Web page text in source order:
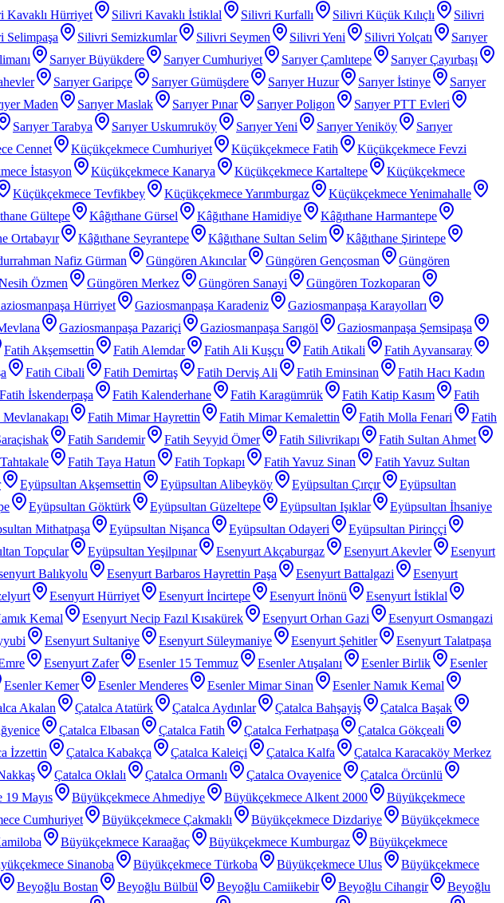
Kavaklı Hürriyet Silivri Kavaklı İstiklal Silivri Kurfallı Silivri Küçük Kılıçlı
Silivri
Selimpaşa Silivri Semizkumlar Silivri Seymen Silivri Yeni Silivri Yolçatı
Sarıyer
Sarıyer Büyükdere Sarıyer Cumhuriyet Sarıyer Çamlıtepe
Sarıyer Çayırbaşı
Sarıyer Garipçe Sarıyer Gümüşdere Sarıyer Huzur Sarıyer İstinye
Sarıyer
Maden Sarıyer Maslak Sarıyer Pınar Sarıyer Poligon
Sarıyer PTT Evleri
Sarıyer Tarabya Sarıyer Uskumruköy Sarıyer Yeni Sarıyer Yeniköy
Sarıyer
Cennet Küçükçekmece Cumhuriyet Küçükçekmece Fatih
Küçükçekmece Fevzi
İstasyon Küçükçekmece Kanarya Küçükçekmece Kartaltepe
Küçükçekmece
Küçükçekmece Tevfikbey Küçükçekmece Yarımburgaz
Küçükçekmece Yenimahalle
Gültepe Kâğıthane Gürsel Kâğıthane Hamidiye
Kâğıthane Harmantepe
Ortabayır Kâğıthane Seyrantepe Kâğıthane Sultan Selim
Kâğıthane Şirintepe
Nafiz Gürman Güngören Akıncılar Güngören Gençosman
Güngören
Özmen Güngören Merkez Güngören Sanayi
Güngören Tozkoparan
Hürriyet Gaziosmanpaşa Karadeniz
Gaziosmanpaşa Karayolları
Gaziosmanpaşa Pazariçi Gaziosmanpaşa Sarıgöl
Gaziosmanpaşa Şemsipaşa
Fatih Akşemsettin Fatih Alemdar Fatih Ali Kuşçu Fatih Atikali
Fatih Ayvansaray
Fatih Cibali Fatih Demirtaş Fatih Derviş Ali Fatih Eminsinan
Fatih Hacı Kadın
Fatih İskenderpaşa Fatih Kalenderhane Fatih Karagümrük Fatih Katip Kasım
Fatih
Fatih Mimar Hayrettin Fatih Mimar Kemalettin Fatih Molla Fenari
Fatih
Fatih Sarıdemir Fatih Seyyid Ömer Fatih Silivrikapı
Fatih Sultan Ahmet
Fatih Taya Hatun Fatih Topkapı Fatih Yavuz Sinan
Fatih Yavuz Sultan
Eyüpsultan Akşemsettin Eyüpsultan Alibeyköy Eyüpsultan Çırçır
Eyüpsultan
Eyüpsultan Göktürk Eyüpsultan Güzeltepe Eyüpsultan Işıklar
Eyüpsultan İhsaniye
Mithatpaşa Eyüpsultan Nişanca Eyüpsultan Odayeri
Eyüpsultan Pirinççi
Topçular Eyüpsultan Yeşilpınar Esenyurt Akçaburgaz Esenyurt Akevler
Esenyurt
Balıkyolu Esenyurt Barbaros Hayrettin Paşa Esenyurt Battalgazi
Esenyurt
Esenyurt Hürriyet Esenyurt İncirtepe Esenyurt İnönü
Esenyurt İstiklal
Kemal Esenyurt Necip Fazıl Kısakürek Esenyurt Orhan Gazi
Esenyurt Osmangazi
Esenyurt Sultaniye Esenyurt Süleymaniye Esenyurt Şehitler
Esenyurt Talatpaşa
Esenyurt Zafer Esenler 15 Temmuz Esenler Atışalanı Esenler Birlik
Esenler
Esenler Kemer Esenler Menderes Esenler Mimar Sinan
Esenler Namık Kemal
Akalan Çatalca Atatürk Çatalca Aydınlar Çatalca Bahşayiş
Çatalca Başak
Çatalca Elbasan Çatalca Fatih Çatalca Ferhatpaşa
Çatalca Gökçeali
İzzettin Çatalca Kabakça Çatalca Kaleiçi Çatalca Kalfa
Çatalca Karacaköy Merkez
Çatalca Oklalı Çatalca Ormanlı Çatalca Ovayenice
Çatalca Örcünlü
19 Mayıs Büyükçekmece Ahmediye Büyükçekmece Alkent 2000
Büyükçekmece
Cumhuriyet Büyükçekmece Çakmaklı Büyükçekmece Dizdariye
Büyükçekmece
Büyükçekmece Karaağaç Büyükçekmece Kumburgaz
Büyükçekmece
Sinanoba Büyükçekmece Türkoba Büyükçekmece Ulus
Büyükçekmece
Beyoğlu Bostan Beyoğlu Bülbül Beyoğlu Camiikebir Beyoğlu Cihangir
Beyoğlu